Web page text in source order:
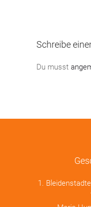
Schreibe
Du musst
1.